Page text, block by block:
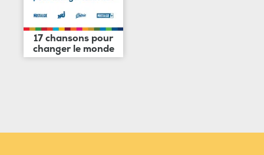
17 chansons pour
changer le monde